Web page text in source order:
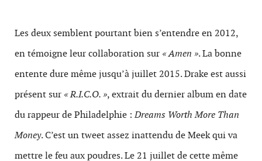
Les deux semblent pourtant bien s’entendre en 2012,
en témoigne leur collaboration sur « Amen ». La bonne
entente dure même jusqu’à juillet 2015. Drake est aussi
présent sur « R.I.C.O. », extrait du dernier album en date
du rappeur de Philadelphie :Dreams Worth More Than
Money. C’est un tweet assez inattendu de Meek qui va
mettre le feu aux poudres. Le 21 juillet de cette même